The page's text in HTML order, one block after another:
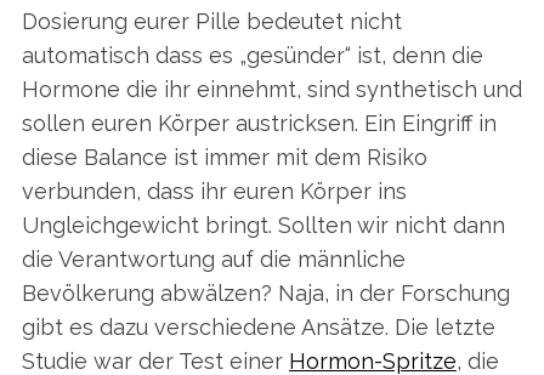
Dosierung eurer Pille bedeutet nicht
automatisch dass es „gesünder“ ist, denn die
Hormone die ihr einnehmt, sind synthetisch und
sollen euren Körper austricksen. Ein Eingriff in
diese Balance ist immer mit dem Risiko
verbunden, dass ihr euren Körper ins
Ungleichgewicht bringt. Sollten wir nicht dann
die Verantwortung auf die männliche
Bevölkerung abwälzen? Naja, in der Forschung
gibt es dazu verschiedene Ansätze. Die letzte
Studie war der Test einer Hormon-Spritze, die
: